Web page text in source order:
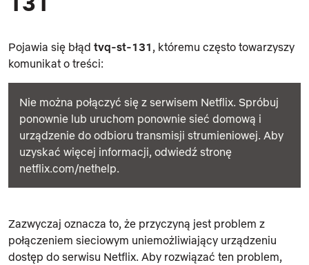
Pojawia się błąd tvq-st-131 , któremu często towarzyszy
komunikat o treści:
Nie można połączyć się z serwisem Netflix. Spróbuj
ponownie lub uruchom ponownie sieć domową i
urządzenie do odbioru transmisji strumieniowej. Aby
uzyskać więcej informacji, odwiedź stronę
netflix.com/nethelp.
Zazwyczaj oznacza to, że przyczyną jest problem z
połączeniem sieciowym uniemożliwiający urządzeniu
dostęp do serwisu Netflix. Aby rozwiązać ten problem,